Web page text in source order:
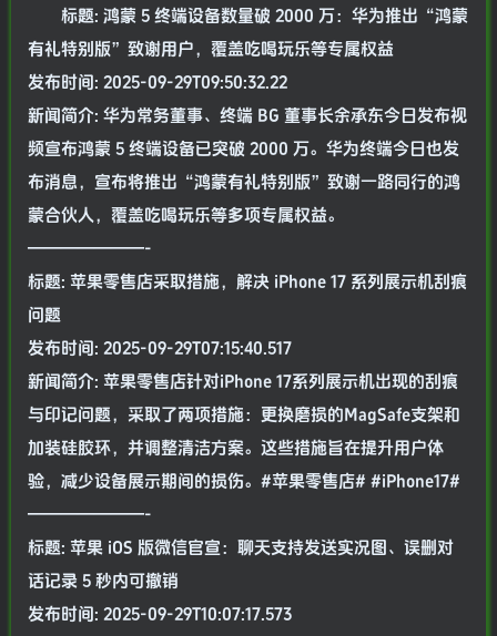
标题: 鸿蒙 5 终端设备数量破 2000 万：华为推出“鸿蒙
有礼特别版”致谢用户，覆盖吃喝玩乐等专属权益
发布时间: 2025-09-29T09:50:32.22
新闻简介: 华为常务董事、终端 BG 董事长余承东今日发布视
频宣布鸿蒙 5 终端设备已突破 2000 万。华为终端今日也发
布消息，宣布将推出“鸿蒙有礼特别版”致谢一路同行的鸿
蒙合伙人，覆盖吃喝玩乐等多项专属权益。
———————-
标题: 苹果零售店采取措施，解决 iPhone 17 系列展示机刮痕
问题
发布时间: 2025-09-29T07:15:40.517
新闻简介: 苹果零售店针对iPhone 17系列展示机出现的刮痕
与印记问题，采取了两项措施：更换磨损的MagSafe支架和
加装硅胶环，并调整清洁方案。这些措施旨在提升用户体
验，减少设备展示期间的损伤。#苹果零售店# #iPhone17#
———————-
标题: 苹果 iOS 版微信官宣：聊天支持发送实况图、误删对
话记录 5 秒内可撤销
发布时间: 2025-09-29T10:07:17.573